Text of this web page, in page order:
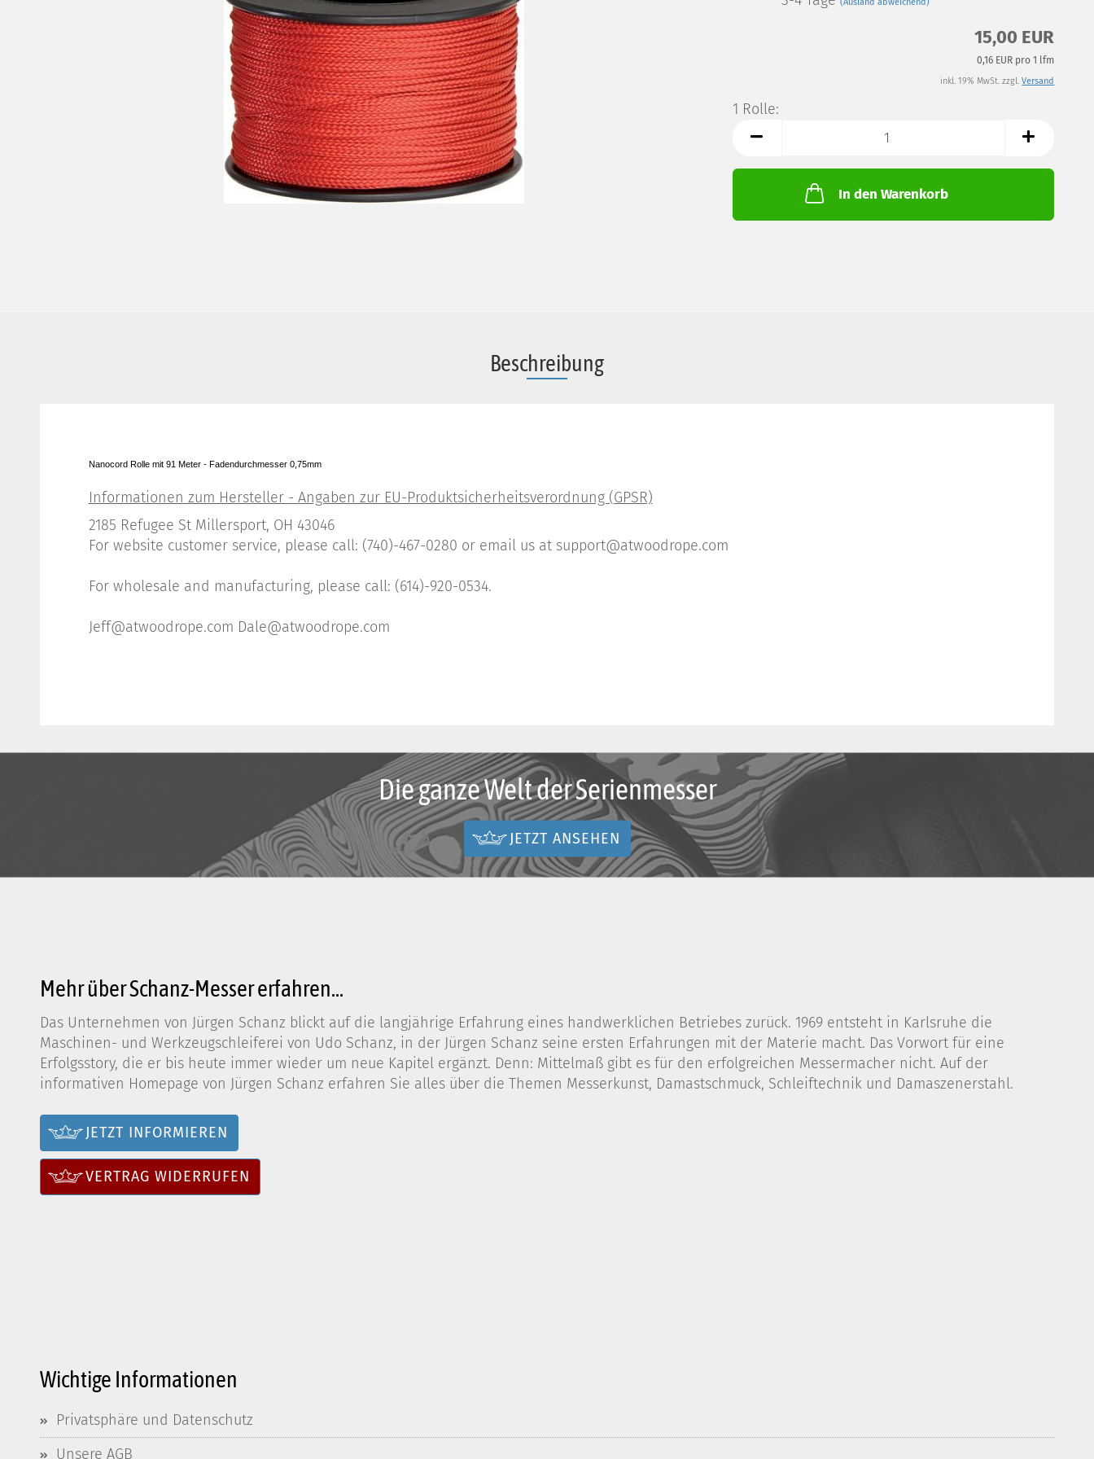
15,00 EUR
0,16 EUR pro 1 lfm
inkl. 19% MwSt. zzgl.Versand
1 Rolle:
In den Warenkorb
Beschreibung
Nanocord Rolle mit 91 Meter - Fadendurchmesser 0,75mm
2185 Refugee St Millersport, OH 43046
For website customer service, please call: (740)-467-0280 or email us at support@atwoodrope.com
For wholesale and manufacturing, please call: (614)-920-0534.
Jeff@atwoodrope.com Dale@atwoodrope.com
Die ganze Welt der Serienmesser
JETZT ANSEHEN
Mehr über Schanz-Messer erfahren...
Das Unternehmen von Jürgen Schanz blickt auf die langjährige Erfahrung eines handwerklichen Betriebes zurück. 1969 entsteht in Karlsruhe die
Maschinen- und Werkzeugschleiferei von Udo Schanz, in der Jürgen Schanz seine ersten Erfahrungen mit der Materie macht. Das Vorwort für eine
Erfolgsstory, die er bis heute immer wieder um neue Kapitel ergänzt. Denn: Mittelmaß gibt es für den erfolgreichen Messermacher nicht. Auf der
informativen Homepage von Jürgen Schanz erfahren Sie alles über die Themen Messerkunst, Damastschmuck, Schleiftechnik und Damaszenerstahl.
JETZT INFORMIEREN
VERTRAG WIDERRUFEN
Wichtige Informationen
Privatsphäre und Datenschutz
Unsere AGB